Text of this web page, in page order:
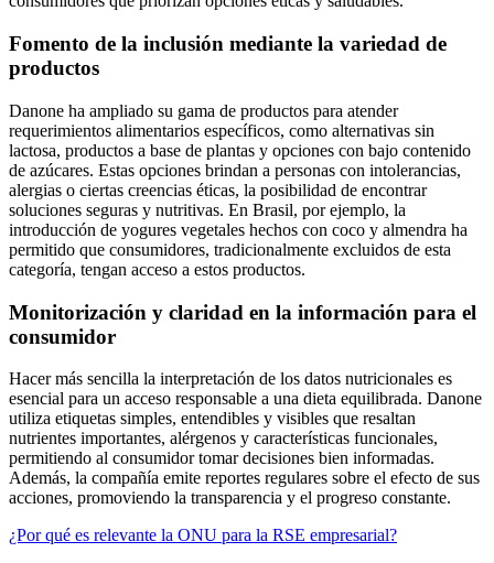
Fomento de la inclusión mediante la variedad de
productos
Danone ha ampliado su gama de productos para atender
requerimientos alimentarios específicos, como alternativas sin
lactosa, productos a base de plantas y opciones con bajo contenido
de azúcares. Estas opciones brindan a personas con intolerancias,
alergias o ciertas creencias éticas, la posibilidad de encontrar
soluciones seguras y nutritivas. En Brasil, por ejemplo, la
introducción de yogures vegetales hechos con coco y almendra ha
permitido que consumidores, tradicionalmente excluidos de esta
categoría, tengan acceso a estos productos.
Monitorización y claridad en la información para el
consumidor
Hacer más sencilla la interpretación de los datos nutricionales es
esencial para un acceso responsable a una dieta equilibrada. Danone
utiliza etiquetas simples, entendibles y visibles que resaltan
nutrientes importantes, alérgenos y características funcionales,
permitiendo al consumidor tomar decisiones bien informadas.
Además, la compañía emite reportes regulares sobre el efecto de sus
acciones, promoviendo la transparencia y el progreso constante.
¿Por qué es relevante la ONU para la RSE empresarial?